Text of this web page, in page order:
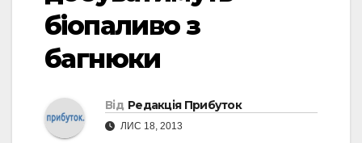
біопаливо з
багнюки
Від Редакція Прибуток
ЛИС 18, 2013